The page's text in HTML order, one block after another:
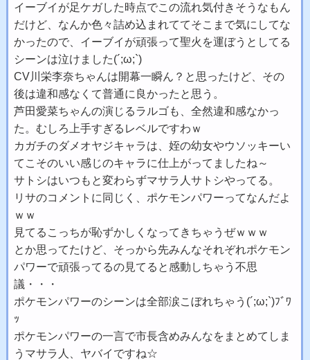
イーブイが足ケガした時点でこの流れ気付きそうなもん
だけど、なんか色々詰め込まれててそこまで気にしてな
かったので、イーブイが頑張って聖火を運ぼうとしてる
シーンは泣けました(´;ω;`)
CV川栄李奈ちゃんは開幕一瞬ん？と思ったけど、その
後は違和感なくて普通に良かったと思う。
芦田愛菜ちゃんの演じるラルゴも、全然違和感なかっ
た。むしろ上手すぎるレベルですわｗ
カガチのダメオヤジキャラは、姪の幼女やウソッキーい
てこそのいい感じのキャラに仕上がってましたね～
サトシはいつもと変わらずマサラ人サトシやってる。
リサのコメントに同じく、ポケモンパワーってなんだよ
ｗｗ
見てるこっちが恥ずかしくなってきちゃうぜｗｗｗ
とか思ってたけど、そっから先みんなそれぞれポケモン
パワーで頑張ってるの見てると感動しちゃう不思
議・・・
ポケモンパワーのシーンは全部涙こぼれちゃう(´;ω;`)ﾌﾞﾜ
ｯ
ポケモンパワーの一言で市長含めみんなをまとめてしま
うマサラ人、ヤバイですね☆